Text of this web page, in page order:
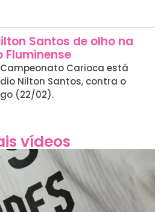
Santos de olho na
Carioca está
Nilton Santos, contra o
(22/02).
vídeos